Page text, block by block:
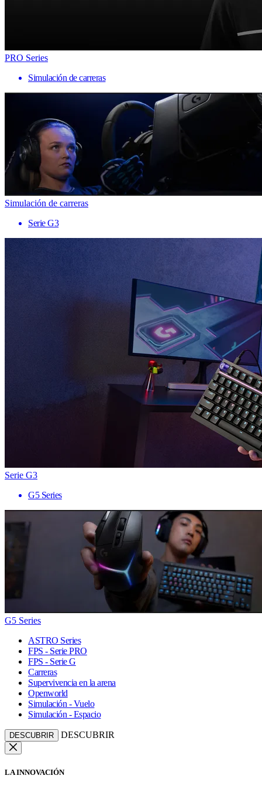
PRO Series
Simulación de carreras
Simulación de carreras
Serie G3
Serie G3
G5 Series
G5 Series
ASTRO Series
FPS - Serie PRO
FPS - Serie G
Carreras
Supervivencia en la arena
Openworld
Simulación - Vuelo
Simulación - Espacio
DESCUBRIR DESCUBRIR
LA INNOVACIÓN